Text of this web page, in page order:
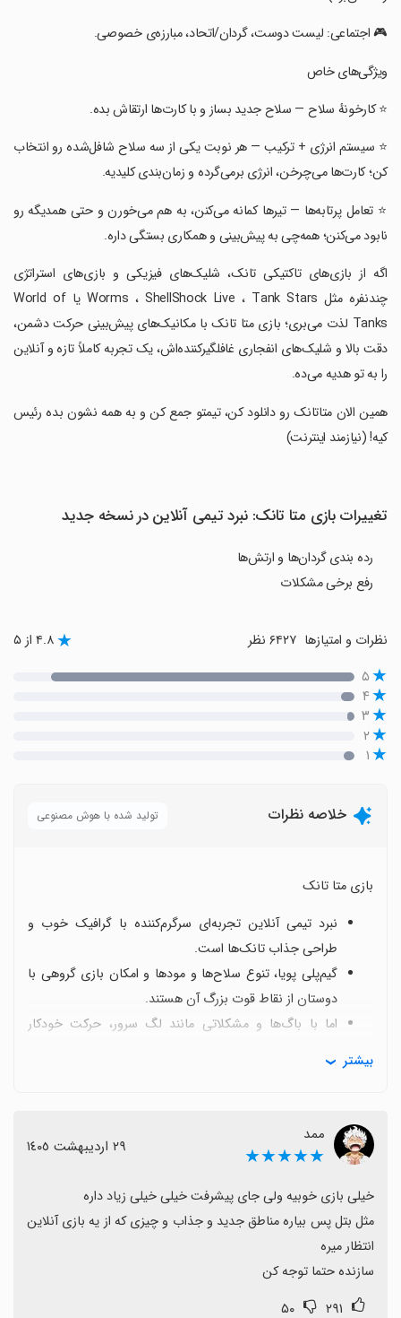
‏🎮 اجتماعی: لیست دوست، گردان/اتحاد، مبارزه‌ی خصوصی.
‏ویژگی‌های خاص
‏⭐ کارخونهٔ سلاح — سلاح جدید بساز و با کارت‌ها ارتقاش بده.
‏⭐ سیستم انرژی + ترکیب — هر نوبت یکی از سه سلاح شافل‌شده رو انتخاب
کن؛ کارت‌ها می‌چرخن، انرژی برمی‌گرده و زمان‌بندی کلیدیه.
‏⭐ تعامل پرتابه‌ها — تیرها کمانه می‌کنن، به هم می‌خورن و حتی همدیگه رو
نابود می‌کنن؛ همه‌چی به پیش‌بینی و همکاری بستگی داره.
‏اگه از بازی‌های تاکتیکی تانک، شلیک‌های فیزیکی و بازی‌های استراتژی
چندنفره مثل Worms ، ShellShock Live ، Tank Stars یا World of
Tanks لذت می‌بری؛ بازی متا تانک با مکانیک‌های پیش‌بینی حرکت دشمن،
دقت بالا و شلیک‌های انفجاری غافلگیرکننده‌اش، یک تجربه کاملاً تازه و آنلاین
را به تو هدیه می‌ده.
‏همین الان متاتانک رو دانلود کن، تیمتو جمع کن و به همه نشون بده رئیس
کیه! (نیازمند اینترنت)
تغییرات بازی ‏متا تانک: نبرد تیمی آنلاین در نسخه جدید
رده بندی گردان‌ها و ارتش‌ها
رفع برخی مشکلات
نظرات و امتیازها ۴.۸ از ۵
۵
۴
۳
۲
۱
خلاصه نظرات تولید شده با هوش مصنوعی
بازی متا تانک
نبرد تیمی آنلاین تجربه‌ای سرگرم‌کننده با گرافیک خوب و
طراحی جذاب تانک‌ها است.
گیم‌پلی پویا، تنوع سلاح‌ها و مودها و امکان بازی گروهی با
دوستان از نقاط قوت بزرگ آن هستند.
اما با باگ‌ها و مشکلاتی مانند لگ سرور، حرکت خودکار
صوتی و پروفایل کاربری است.
با دوستان و طراحی متنوع تانک‌ها همچنان جذاب باقی
مانده است.
در کل با وجود نیاز به بهبودهای فنی، تجربهٔ سرگرم‌کننده و
ارزشمندی ارائه می‌دهد و برای علاقه‌مندان به بازی‌های تانکی
ایرانی گزینهٔ مناسبی است.
بیشتر
ممد
★★★★★ ٢٩ اردیبهشت ١٤٠٥
سازنده حتما توجه کن
۲۹۱ ۵۰